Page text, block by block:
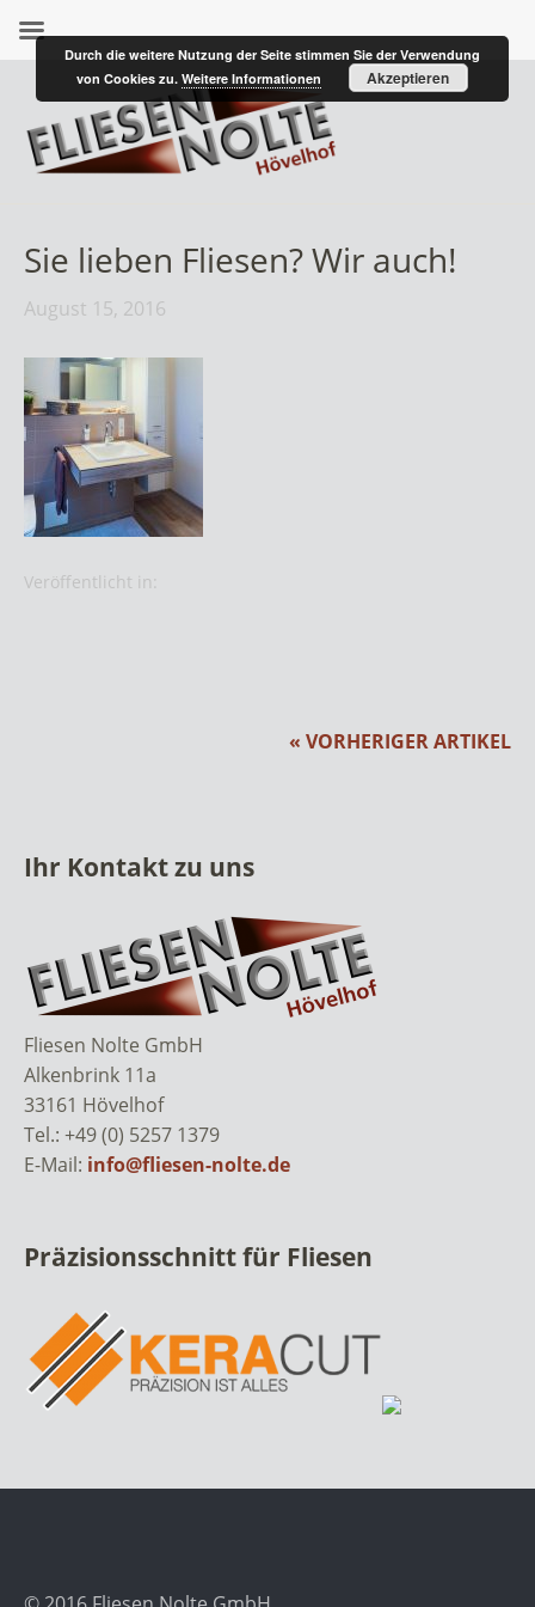
Sie lieben Fliesen? Wir auch!
August 15, 2016
Veröffentlicht in:
« VORHERIGER ARTIKEL
Ihr Kontakt zu uns
Fliesen Nolte GmbH
Alkenbrink 11a
33161 Hövelhof
Tel.: +49 (0) 5257 1379
E-Mail: info@fliesen-nolte.de
Präzisionsschnitt für Fliesen
Durch die weitere Nutzung der Seite stimmen Sie der Verwendung
von Cookies zu. Weitere Informationen Akzeptieren